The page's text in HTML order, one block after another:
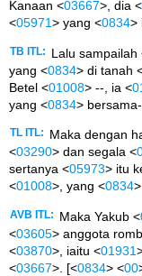
Kanaan <03667>, dia <
<05971> yang <0834>
TB ITL: Lalu sampailah
yang <0834> di tanah
Betel <01008> --, ia <
yang <0834>
TL ITL: Maka dengan
<03290> dan segala <
sertanya <05973> itu
<01008>, yang <0834
AVB ITL: Maka Yakub <
<03605> anggota
<03870>, iaitu <01931
<03667>. [<0834> <00